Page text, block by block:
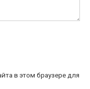
в этом браузере для